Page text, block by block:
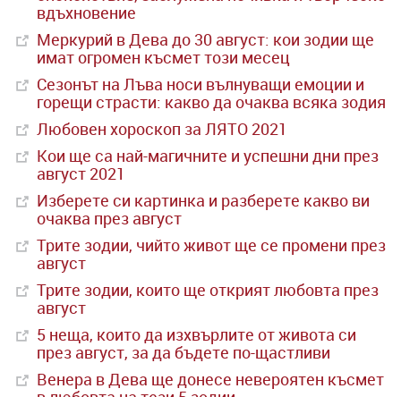
вдъхновение
Меркурий в Дева до 30 август: кои зодии ще
имат огромен късмет този месец
Сезонът на Лъва носи вълнуващи емоции и
горещи страсти: какво да очаква всяка зодия
Любовен хороскоп за ЛЯТО 2021
Кои ще са най-магичните и успешни дни през
август 2021
Изберете си картинка и разберете какво ви
очаква през август
Трите зодии, чийто живот ще се промени през
август
Трите зодии, които ще открият любовта през
август
5 неща, които да изхвърлите от живота си
през август, за да бъдете по-щастливи
Венера в Дева ще донесе невероятен късмет